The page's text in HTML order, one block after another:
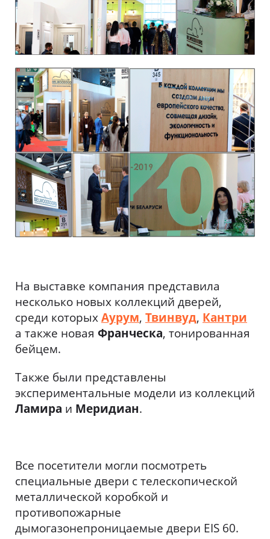
На выставке компания представила
несколько новых коллекций дверей,
среди которыхАурум, Твинвуд, Кантри
а также новая Франческа, тонированная
бейцем.
Также были представлены
экспериментальные модели из коллекций
Ламира и Меридиан.
Все посетители могли посмотреть
специальные двери с телескопической
металлической коробкой и
противопожарные
дымогазонепроницаемые двери EIS 60.